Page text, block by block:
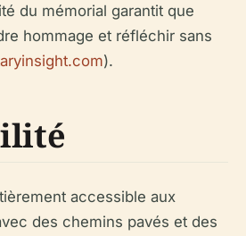
du mémorial garantit que
hommage et réfléchir sans
).
accessible aux
des chemins pavés et des